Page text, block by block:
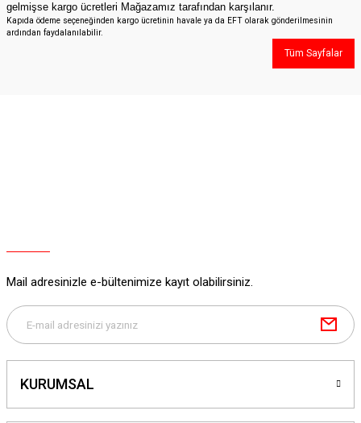
gelmişse kargo ücretleri Mağazamız tarafından karşılanır.
Kapıda ödeme seçeneğinden kargo ücretinin havale ya da EFT olarak gönderilmesinin
ardından faydalanılabilir.
Tüm Sayfalar
Mail adresinizle e-bültenimize kayıt olabilirsiniz.
KURUMSAL